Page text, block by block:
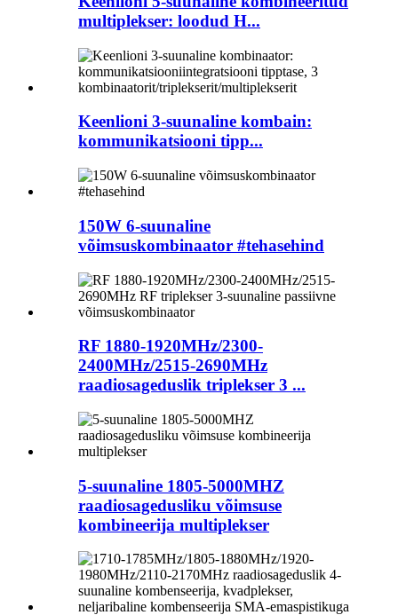
multiplekser: loodud H...
Keenlioni 3-suunaline kombain:
kommunikatsiooni tipp...
150W 6-suunaline
võimsuskombinaator #tehasehind
RF 1880-1920MHz/2300-
2400MHz/2515-2690MHz
raadiosageduslik triplekser 3 ...
5-suunaline 1805-5000MHZ
raadiosagedusliku võimsuse
kombineerija multiplekser